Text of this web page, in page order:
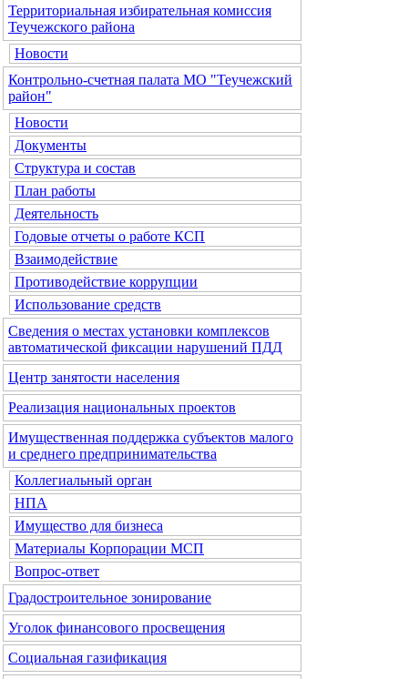
Территориальная избирательная комиссия
Теучежского района
Новости
Контрольно-счетная палата МО "Теучежский
район"
Новости
Документы
Структура и состав
План работы
Деятельность
Годовые отчеты о работе КСП
Взаимодействие
Противодействие коррупции
Использование средств
Сведения о местах установки комплексов
автоматической фиксации нарушений ПДД
Центр занятости населения
Реализация национальных проектов
Имущественная поддержка субъектов малого
и среднего предпринимательства
Коллегиальный орган
НПА
Имущество для бизнеса
Материалы Корпорации МСП
Вопрос-ответ
Градостроительное зонирование
Уголок финансового просвещения
Социальная газификация